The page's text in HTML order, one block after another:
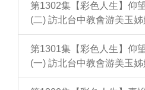
第1302集【彩色人生】仰
(二) 訪北台中教會游美玉姊
第1301集【彩色人生】仰
(一) 訪北台中教會游美玉姊